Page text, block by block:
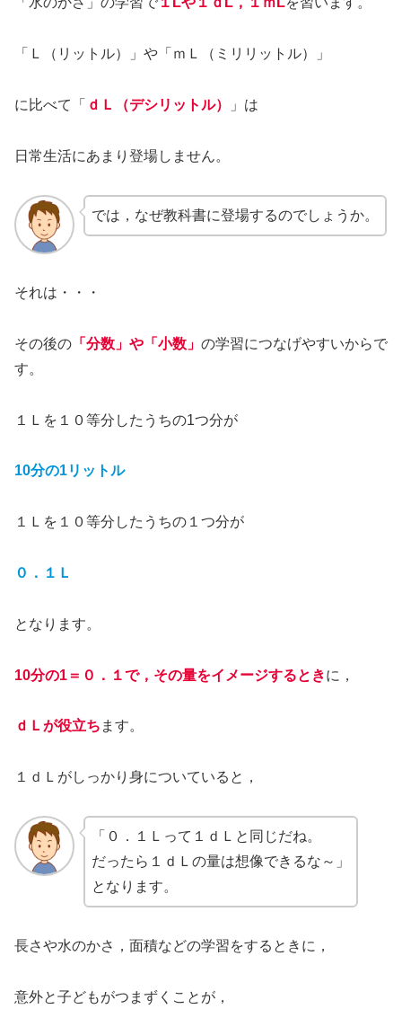
「Ｌ（リットル）」や「ｍＬ（ミリリットル）」
に比べて「 ｄＬ（デシリットル） 」は
日常生活にあまり登場しません。
では，なぜ教科書に登場するのでしょうか。
それは・・・
その後の 「分数」や「小数」 の学習につなげやすいからで
す。
１Ｌを１０等分したうちの1つ分が
10分の1リットル
１Ｌを１０等分したうちの１つ分が
０．１Ｌ
となります。
10分の1＝０．１で，その量をイメージするときに，
ｄＬが役立ち ます。
１ｄＬがしっかり身についていると，
「０．１Ｌって１ｄＬと同じだね。
だったら１ｄＬの量は想像できるな～」
となります。
長さや水のかさ，面積などの学習をするときに，
意外と子どもがつまずくことが，